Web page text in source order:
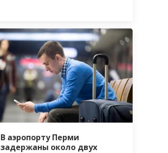
В аэропорту Перми
задержаны около двух